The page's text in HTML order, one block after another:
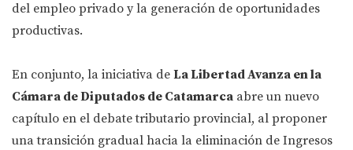
del empleo privado y la generación de oportunidades
productivas.
En conjunto, la iniciativa de La Libertad Avanza en la
Cámara de Diputados de Catamarca abre un nuevo
capítulo en el debate tributario provincial, al proponer
una transición gradual hacia la eliminación de Ingresos